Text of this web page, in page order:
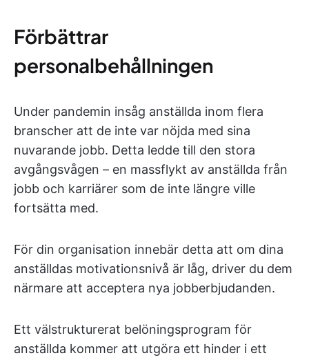
Förbättrar
personalbehållningen
Under pandemin insåg anställda inom flera
branscher att de inte var nöjda med sina
nuvarande jobb. Detta ledde till den stora
avgångsvågen – en massflykt av anställda från
jobb och karriärer som de inte längre ville
fortsätta med.
För din organisation innebär detta att om dina
anställdas motivationsnivå är låg, driver du dem
närmare att acceptera nya jobberbjudanden.
Ett välstrukturerat belöningsprogram för
anställda kommer att utgöra ett hinder i ett